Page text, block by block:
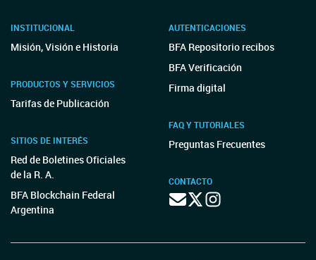
INSTITUCIONAL
Misión, Visión e Historia
PRODUCTOS Y SERVICIOS
Tarifas de Publicación
SITIOS DE INTERÉS
Red de Boletines Oficiales
de la R. A.
BFA Blockchain Federal
Argentina
AUTENTICACIONES
BFA Repositorio recibos
BFA Verificación
Firma digital
FAQ Y TUTORIALES
Preguntas Frecuentes
CONTACTO